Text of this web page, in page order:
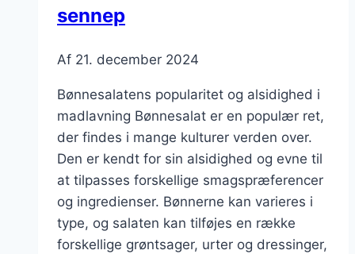
sennep
Af 21. december 2024
Bønnesalatens popularitet og alsidighed i
madlavning Bønnesalat er en populær ret,
der findes i mange kulturer verden over.
Den er kendt for sin alsidighed og evne til
at tilpasses forskellige smagspræferencer
og ingredienser. Bønnerne kan varieres i
type, og salaten kan tilføjes en række
forskellige grøntsager, urter og dressinger,